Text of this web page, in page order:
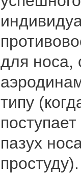
для носа,
типу
пазух